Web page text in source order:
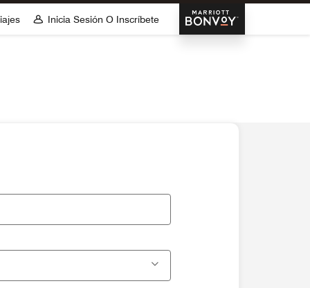
Marriott Bonvoy
Inicia Sesión O Inscríbete